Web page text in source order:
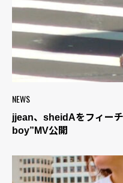
NEWS
jjean、sheidAをフィー
boy”MV公開